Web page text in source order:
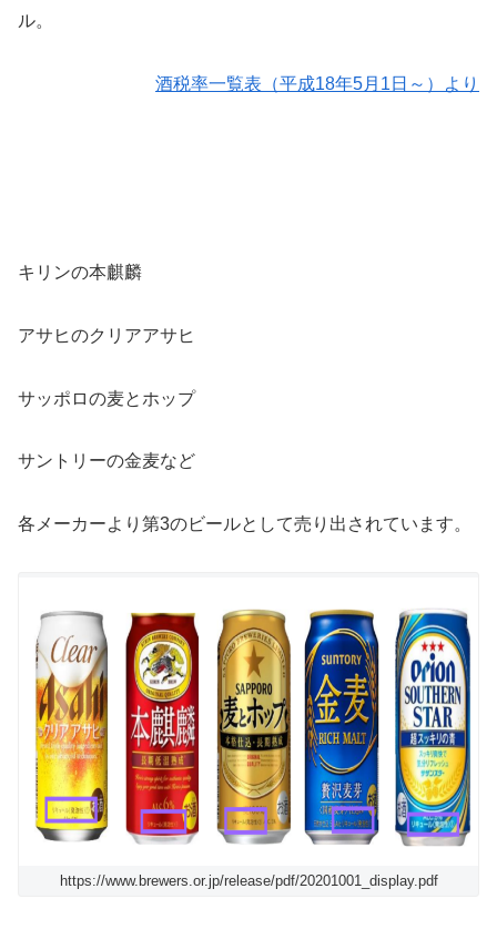
ル。
酒税率一覧表（平成18年5月1日～）より
キリンの本麒麟
アサヒのクリアアサヒ
サッポロの麦とホップ
サントリーの金麦など
各メーカーより第3のビールとして売り出されています。
https://www.brewers.or.jp/release/pdf/20201001_display.pdf